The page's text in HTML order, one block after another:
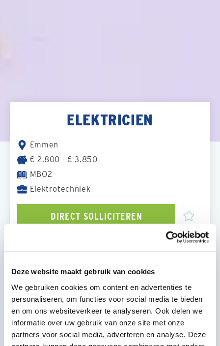
Deze website maakt gebruik van cookies
We gebruiken cookies om content en advertenties te
personaliseren, om functies voor social media te bieden
en om ons websiteverkeer te analyseren. Ook delen we
informatie over uw gebruik van onze site met onze
partners voor social media, adverteren en analyse. Deze
ELEKTRICIEN
Emmen
€ 2.800 - € 3.850
MBO2
Elektrotechniek
DIRECT SOLLICITEREN
OVER DE FUNCTIE
Ben jij een ervaren Elektricien en toe aan een
nieuwe uitdaging? Bij DIT Personeel hebben we
meerdere mogelijkheden in woningbouw, utiliteit
en bestaande bouw. Jij geeft jouw voorkeuren door
en wij zorgen voor een project dat bij jou past! Als